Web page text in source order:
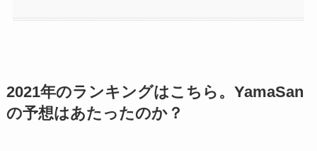
2021年のランキングはこちら。YamaSan
の予想はあたったのか？